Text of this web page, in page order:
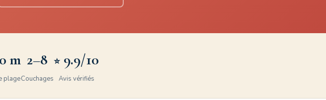
m
plage
2–8
Couchages
⭐ 9.9/10
Avis vérifiés